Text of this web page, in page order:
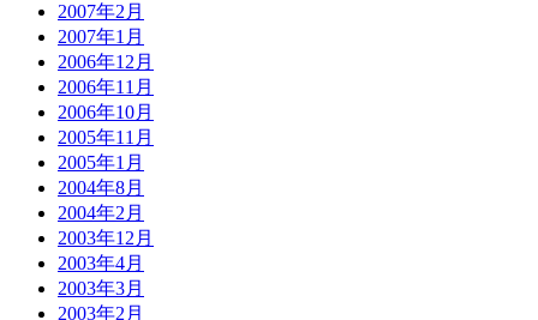
2007年2月
2007年1月
2006年12月
2006年11月
2006年10月
2005年11月
2005年1月
2004年8月
2004年2月
2003年12月
2003年4月
2003年3月
2003年2月